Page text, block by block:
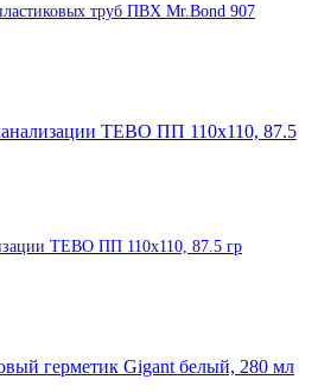
труб ПВХ Mr.Bond 907
TEBO ПП 110х110, 87.5 гр